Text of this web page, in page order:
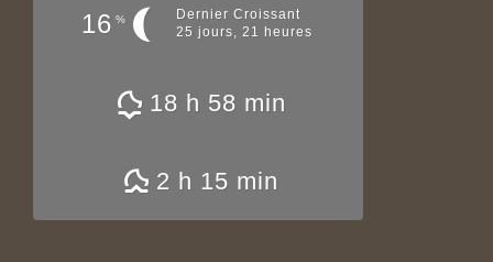
16 %
Dernier Croissant
25 jours, 21 heures
18 h 58 min
2 h 15 min